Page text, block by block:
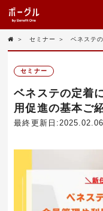
＞ セミナー ＞ ベネステ
セミナー
ベネステの定着
用促進の基本ご
最終更新日:2025.02.06